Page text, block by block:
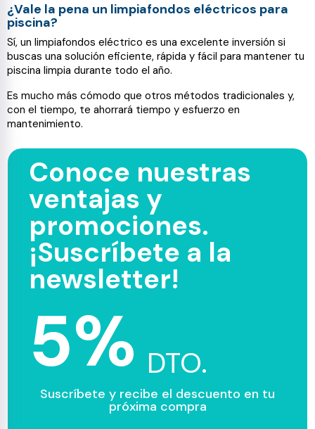
¿Vale la pena un limpiafondos eléctricos para
piscina?
Sí, un limpiafondos eléctrico es una excelente inversión si
buscas una solución eficiente, rápida y fácil para mantener tu
piscina limpia durante todo el año.
Es mucho más cómodo que otros métodos tradicionales y,
con el tiempo, te ahorrará tiempo y esfuerzo en
mantenimiento.
Conoce nuestras
ventajas y
promociones.
¡Suscríbete a la
newsletter!
5% DTO.
Suscríbete y recibe el descuento en tu
próxima compra